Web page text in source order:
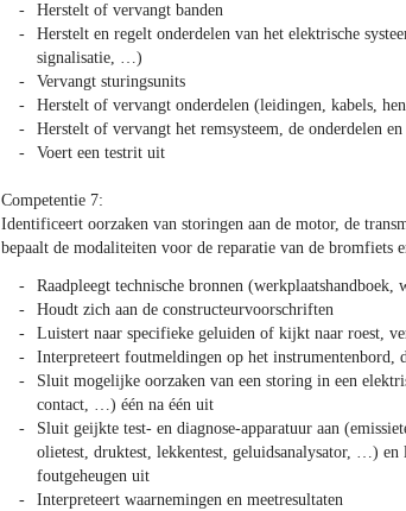
Herstelt of vervangt banden
Herstelt en regelt onderdelen van het elektrische
signalisatie, …)
Vervangt sturingsunits
Herstelt of vervangt onderdelen (leidingen, kabels,
Herstelt of vervangt het remsysteem, de onderdelen
Voert een testrit uit
Competentie 7:
Identificeert oorzaken van storingen aan de motor, de
bepaalt de modaliteiten voor de reparatie van de bromfiets
Raadpleegt technische bronnen
Houdt zich aan de constructeurvoorschriften
Luistert naar specifieke geluiden of kijkt naar roest,
Interpreteert foutmeldingen op het instrumentenbord,
Sluit mogelijke oorzaken van een storing in een
contact, …) één na één uit
Sluit geijkte test- en diagnose-apparatuur aan
olietest, druktest, lekkentest, geluidsanalysator, …) en
foutgeheugen uit
Interpreteert waarnemingen en meetresultaten